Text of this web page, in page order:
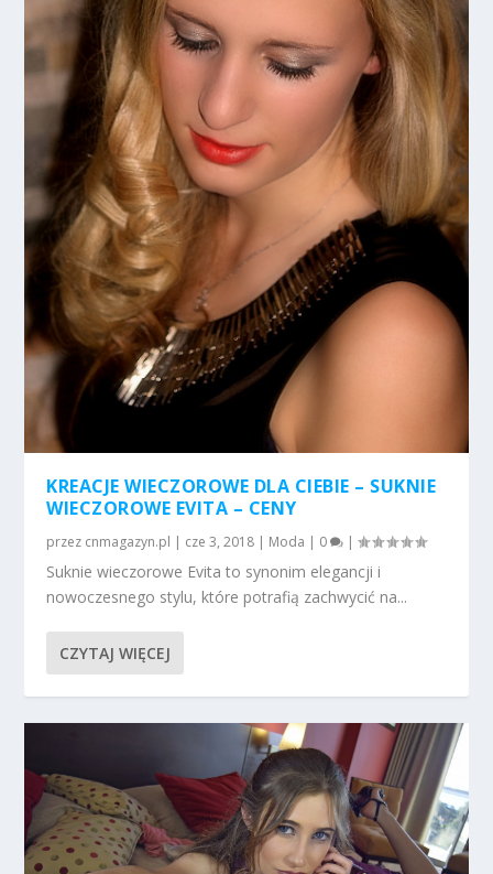
KREACJE WIECZOROWE DLA CIEBIE – SUKNIE
WIECZOROWE EVITA – CENY
przez cnmagazyn.pl | cze 3, 2018 | Moda | 0 |
Suknie wieczorowe Evita to synonim elegancji i
nowoczesnego stylu, które potrafią zachwycić na...
CZYTAJ WIĘCEJ